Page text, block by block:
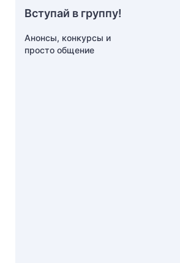
Вступай в группу!
Анонсы, конкурсы и
просто общение